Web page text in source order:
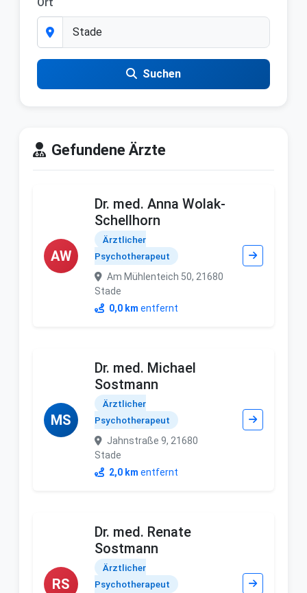
Suchen
Gefundene Ärzte
AW
Dr. med. Anna Wolak-
Schellhorn
Ärztlicher
Psychotherapeut
Am Mühlenteich 50, 21680
Stade
0,0 km entfernt
MS
Dr. med. Michael
Sostmann
Ärztlicher
Psychotherapeut
Jahnstraße 9, 21680
Stade
2,0 km entfernt
RS
Dr. med. Renate
Sostmann
Ärztlicher
Psychotherapeut